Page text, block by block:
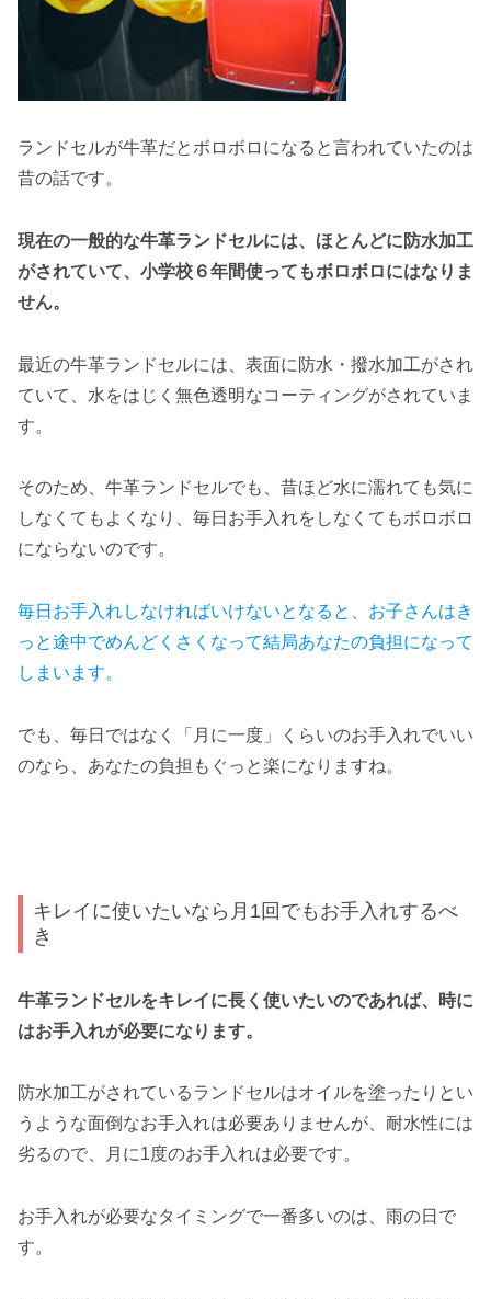
ランドセルが牛革だとボロボロになると言われていたのは
昔の話です。
現在の一般的な牛革ランドセルには、ほとんどに防水加工
がされていて、小学校６年間使ってもボロボロにはなりま
せん。
最近の牛革ランドセルには、表面に防水・撥水加工がされ
ていて、水をはじく無色透明なコーティングがされていま
す。
そのため、牛革ランドセルでも、昔ほど水に濡れても気に
しなくてもよくなり、毎日お手入れをしなくてもボロボロ
にならないのです。
毎日お手入れしなければいけないとなると、お子さんはき
っと途中でめんどくさくなって結局あなたの負担になって
しまいます。
でも、毎日ではなく「月に一度」くらいのお手入れでいい
のなら、あなたの負担もぐっと楽になりますね。
キレイに使いたいなら月1回でもお手入れするべ
き
牛革ランドセルをキレイに長く使いたいのであれば、時に
はお手入れが必要になります。
防水加工がされているランドセルはオイルを塗ったりとい
うような面倒なお手入れは必要ありませんが、耐水性には
劣るので、月に1度のお手入れは必要です。
お手入れが必要なタイミングで一番多いのは、雨の日で
す。